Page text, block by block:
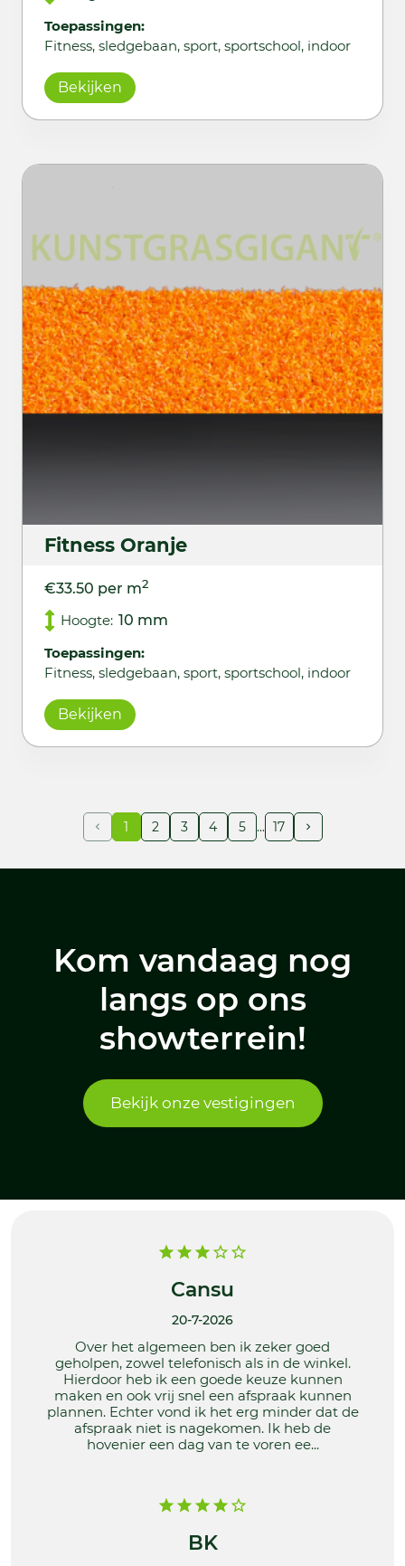
Toepassingen:
Fitness, sledgebaan, sport, sportschool, indoor
Bekijken
Fitness Oranje
€33.50 per m2
Hoogte: 10 mm
Toepassingen:
Fitness, sledgebaan, sport, sportschool, indoor
Bekijken
1 2 3 4 5 17
Kom vandaag nog
langs op ons
showterrein!
Bekijk onze vestigingen
Cansu
20-7-2026
Over het algemeen ben ik zeker goed
geholpen, zowel telefonisch als in de winkel.
Hierdoor heb ik een goede keuze kunnen
maken en ook vrij snel een afspraak kunnen
plannen. Echter vond ik het erg minder dat de
afspraak niet is nagekomen. Ik heb de
hovenier een dag van te voren ee...
BK